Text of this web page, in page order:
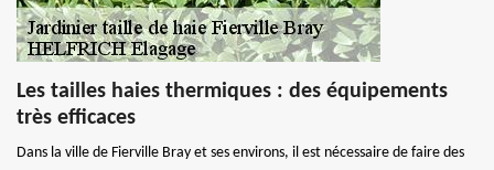
Les tailles haies thermiques : des équipements
très efficaces
Dans la ville de Fierville Bray et ses environs, il est nécessaire de faire des